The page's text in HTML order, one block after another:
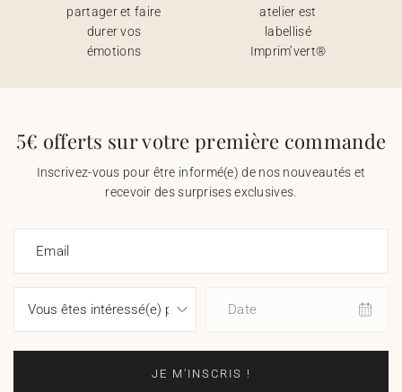
partager et faire
durer vos
émotions
atelier est
labellisé
Imprim’vert®
5€ offerts sur votre première commande
Inscrivez-vous pour être informé(e) de nos nouveautés et
recevoir des surprises exclusives.
Email
Date
JE M'INSCRIS !